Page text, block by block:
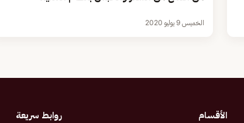
الخميس 9 يوليو 2020
الأقسام روابط سريعة